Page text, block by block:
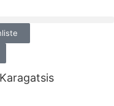
Karagatsis